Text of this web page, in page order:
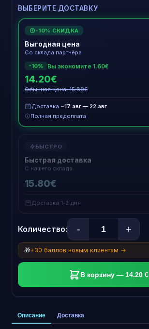
ВЫБЕРИТЕ ДОСТАВКУ
€ -10% СКИДКА
Выгодная цена
Со склада партнёра
-10%
Вы экономите 1.60€
14.20€
Обычная цена: 15.80€
Доставка ~17 авг — 22 авг
Полная предоплата
БЫСТРО
Быстрая доставка
С нашего склада
15.80€
Доставка 1-2 дня
Количество: - +
🎁+30 баллов новым клиентам →
В корзину — 14.20 €
Описание Доставка